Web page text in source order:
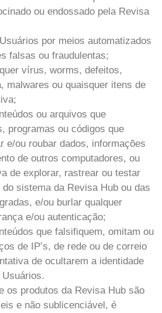
ou endossado pela Revisa
por meios automatizados
falsas ou fraudulentas;
vírus, worms, defeitos,
malwares ou quaisquer itens de
ou arquivos que
programas ou códigos que
e/ou roubar dados, informações
de outros computadores, ou
de explorar, rastrear ou testar
sistema da Revisa Hub ou das
e/ou burlar qualquer
e/ou autenticação;
que falsifiquem, omitam ou
de IP’s, de rede ou de correio
de ocultarem a identidade
os produtos da Revisa Hub são
e não sublicenciável, é